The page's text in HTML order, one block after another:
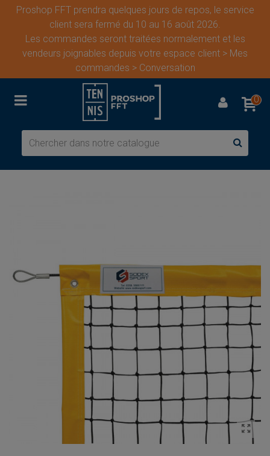
Proshop FFT prendra quelques jours de repos, le service
client sera fermé du 10 au 16 août 2026.
Les commandes seront traitées normalement et les
vendeurs joignables depuis votre espace client > Mes
commandes > Conversation
0